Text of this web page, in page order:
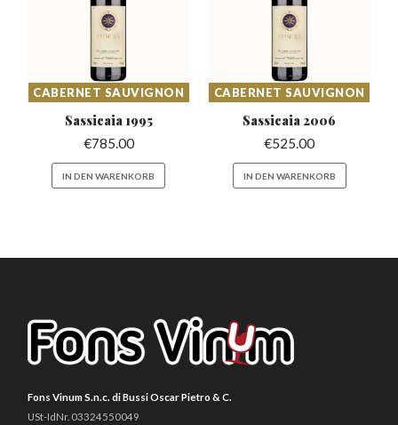
CABERNET SAUVIGNON
Sassicaia 1995
€785.00
IN DEN WARENKORB
CABERNET SAUVIGNON
Sassicaia 2006
€525.00
IN DEN WARENKORB
Fons Vinum S.n.c. di Bussi Oscar Pietro & C.
USt-IdNr. 03324550049